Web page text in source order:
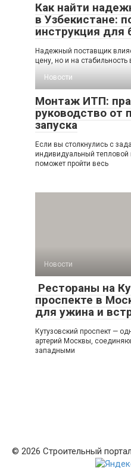
Как найти
в Узбекистане:
инструкция для
Надежный поставщик
цену, но и на стабильность
Новости
Монтаж ИТП:
руководство от
запуска
Если вы столкнулись с
индивидуальный тепловой
поможет пройти весь
Новости
Рестораны на
проспекте в
для ужина и
Кутузовский проспект —
артерий Москвы,
западными
© 2026 Строительный портал